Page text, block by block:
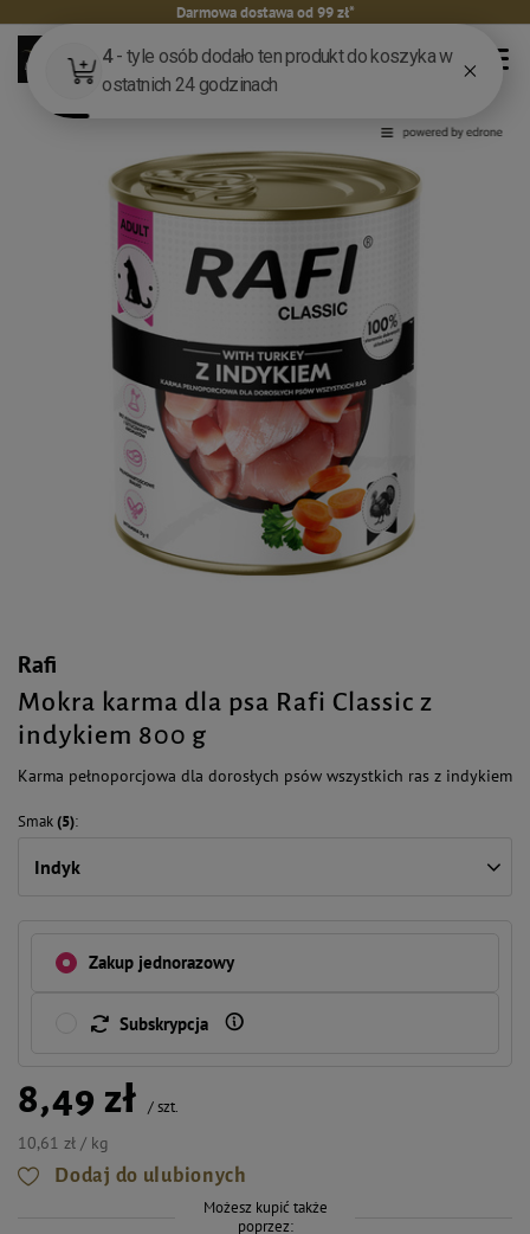
Darmowa dostawa od 99 zł*
Rafi
Mokra karma dla psa Rafi Classic z
indykiem 800 g
Karma pełnoporcjowa dla dorosłych psów wszystkich ras z indykiem
Smak(5)
Indyk
Zakup jednorazowy
Subskrypcja
8,49 zł /szt.
10,61 zł / kg
Dodaj do ulubionych
Możesz kupić także
poprzez: